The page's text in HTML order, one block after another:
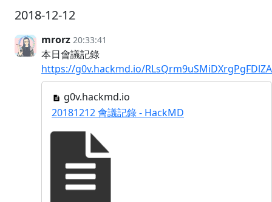
2018-12-12
mrorz 20:33:41
本日會議記錄
https://g0v.hackmd.io/RLsQrm9uSMiDXrgPgFDlZA
g0v.hackmd.io
20181212 會議記錄 - HackMD